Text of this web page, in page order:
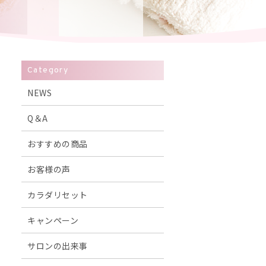
Category
NEWS
Q＆A
おすすめの商品
お客様の声
カラダリセット
キャンペーン
サロンの出来事